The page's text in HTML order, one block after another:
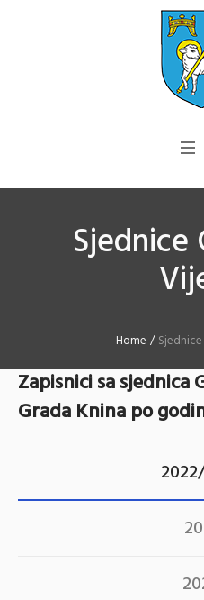
Sjednice
Home /
Zapisnici sa sjednica
Grada Knina po